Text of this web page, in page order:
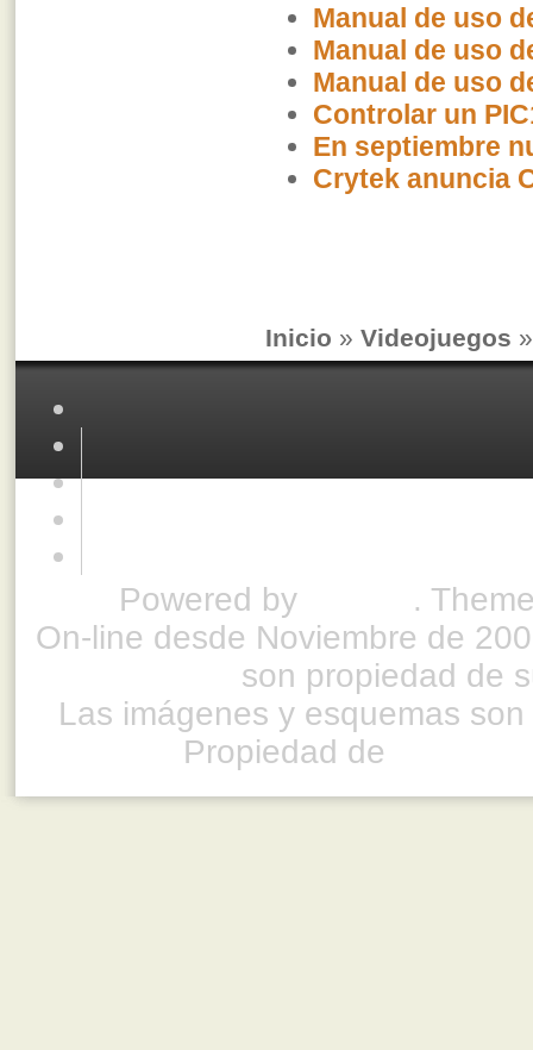
Manual de uso
Manual de uso
Manual de uso
Controlar un
En septiembre
Crytek anuncia
Inicio » Videojuegos
Powered by
.
On-line desde Noviembre de
son propiedad de
Las imágenes y esquemas
Propiedad de